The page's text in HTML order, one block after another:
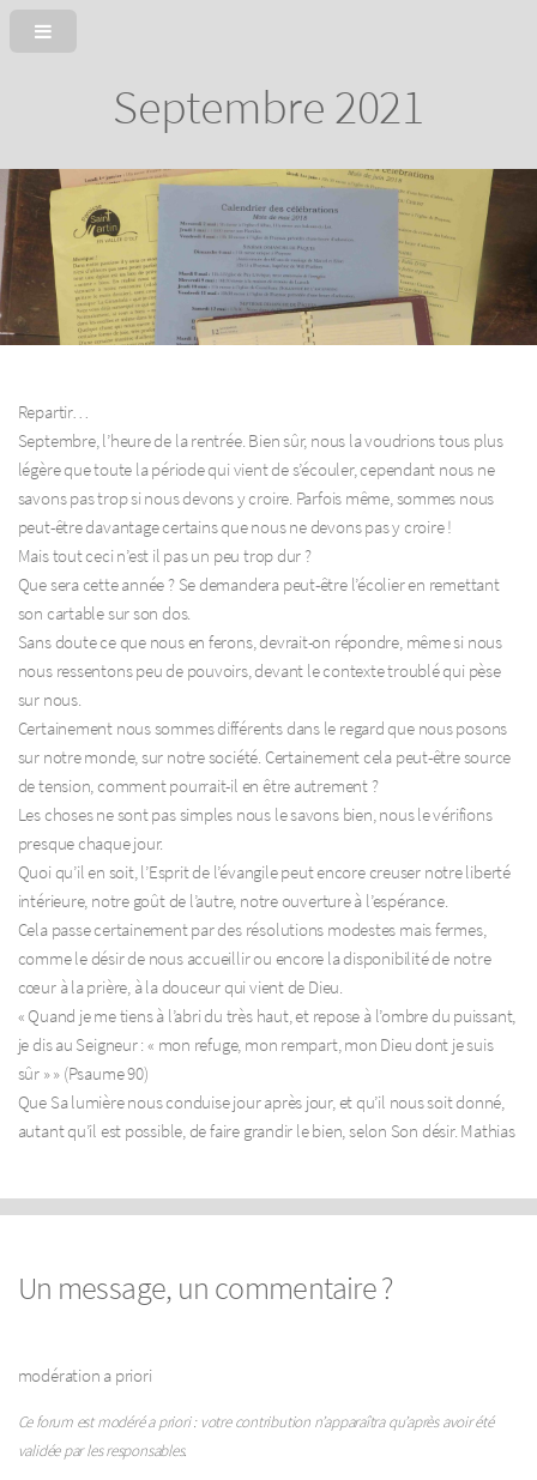
Septembre 2021
Repartir…
Septembre, l’heure de la rentrée. Bien sûr, nous la voudrions tous plus
légère que toute la période qui vient de s’écouler, cependant nous ne
savons pas trop si nous devons y croire. Parfois même, sommes nous
peut-être davantage certains que nous ne devons pas y croire !
Mais tout ceci n’est il pas un peu trop dur ?
Que sera cette année ? Se demandera peut-être l’écolier en remettant
son cartable sur son dos.
Sans doute ce que nous en ferons, devrait-on répondre, même si nous
nous ressentons peu de pouvoirs, devant le contexte troublé qui pèse
sur nous.
Certainement nous sommes différents dans le regard que nous posons
sur notre monde, sur notre société. Certainement cela peut-être source
de tension, comment pourrait-il en être autrement ?
Les choses ne sont pas simples nous le savons bien, nous le vérifions
presque chaque jour.
Quoi qu’il en soit, l’Esprit de l’évangile peut encore creuser notre liberté
intérieure, notre goût de l’autre, notre ouverture à l’espérance.
Cela passe certainement par des résolutions modestes mais fermes,
comme le désir de nous accueillir ou encore la disponibilité de notre
cœur à la prière, à la douceur qui vient de Dieu.
« Quand je me tiens à l’abri du très haut, et repose à l’ombre du puissant,
je dis au Seigneur : « mon refuge, mon rempart, mon Dieu dont je suis
sûr » » (Psaume 90)
Que Sa lumière nous conduise jour après jour, et qu’il nous soit donné,
autant qu’il est possible, de faire grandir le bien, selon Son désir. Mathias
Un message, un commentaire ?
modération a priori
Ce forum est modéré a priori : votre contribution n’apparaîtra qu’après avoir été
validée par les responsables.